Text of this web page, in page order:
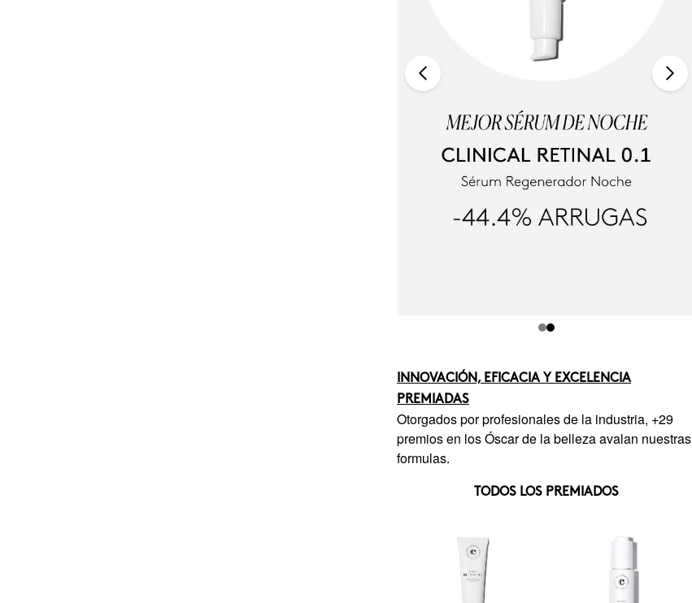
INNOVACIÓN, EFICACIA Y EXCELENCIA
PREMIADAS
Otorgados por profesionales de la industria, +29
premios en los Óscar de la belleza avalan nuestras
formulas.
TODOS LOS PREMIADOS